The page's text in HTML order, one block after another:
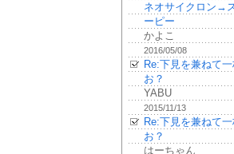
ネオサイクロン→
ーピー
かよこ
2016/05/08
Re:下見を兼ねて
お？
YABU
2015/11/13
Re:下見を兼ねて
お？
はーちゃん